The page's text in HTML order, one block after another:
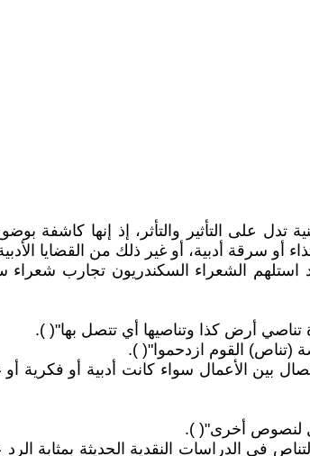
تدل على التأثير والتأثر، إذ إنها كاشفة
أو سرقة أدبية، أو غير ذلك من القضايا
استلهم الشعراء السكندريون تجارب
تناصي أرض كذا وتناصيها أي تتصل بها"( ‏).
(تناص) القوم ازدحموا"( ‏).
بين الأعمال سواء كانت أدبية أو فكرية
لنصوص أخرى"( ‏).
الدراسات النقدية الحديثة بمثابة الرد